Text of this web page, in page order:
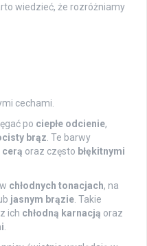
wiedzieć, że rozróżniamy
cechami.
po ciepłe odcienie,
brąz . Te barwy
cerą oraz często błękitnymi
chłodnych tonacjach, na
jasnym brązie . Takie
ich chłodną karnacją oraz